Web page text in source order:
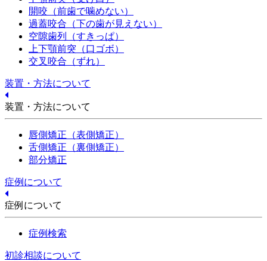
開咬（前歯で噛めない）
過蓋咬合（下の歯が見えない）
空隙歯列（すきっぱ）
上下顎前突（口ゴボ）
交叉咬合（ずれ）
装置・方法について
装置・方法について
唇側矯正（表側矯正）
舌側矯正（裏側矯正）
部分矯正
症例について
症例について
症例検索
初診相談について